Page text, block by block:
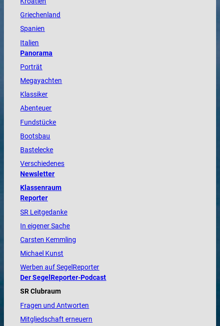
Griechenland
Spanien
Italien
Panorama
Porträt
Megayachten
Klassiker
Abenteuer
Fundstücke
Bootsbau
Bastelecke
Verschiedenes
Newsletter
Klassenraum
Reporter
SR Leitgedanke
In eigener Sache
Carsten Kemmling
Michael Kunst
Werben auf SegelReporter
Der SegelReporter-Podcast
SR Clubraum
Fragen und Antworten
Mitgliedschaft erneuern